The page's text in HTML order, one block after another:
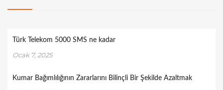
Türk Telekom 5000 SMS ne kadar
Ocak 7, 2025
Kumar Bağımlılığının Zararlarını Bilinçli Bir Şekilde Azaltmak